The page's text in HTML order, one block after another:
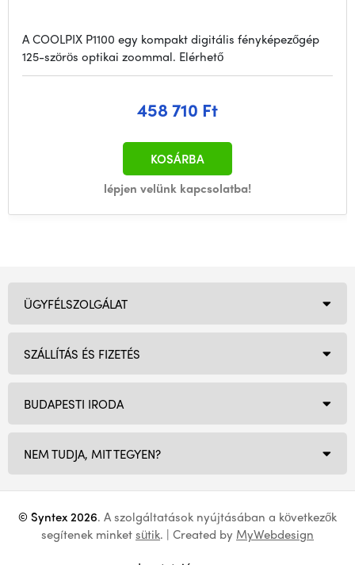
A COOLPIX P1100 egy kompakt digitális fényképezőgép
125-szörös optikai zoommal. Elérhető
458 710 Ft
lépjen velünk kapcsolatba!
KOSÁRBA
BUDAPESTI IRODA
NEM TUDJA, MIT TEGYEN?
ÜGYFÉLSZOLGÁLAT
SZÁLLÍTÁS ÉS FIZETÉS
© Syntex 2026. A szolgáltatások nyújtásában a következők
segítenek minketsütik. | Created by MyWebdesign